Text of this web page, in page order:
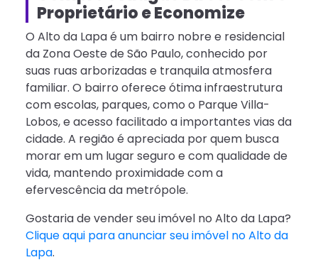
Proprietário e Economize
O Alto da Lapa é um bairro nobre e residencial
da Zona Oeste de São Paulo, conhecido por
suas ruas arborizadas e tranquila atmosfera
familiar. O bairro oferece ótima infraestrutura
com escolas, parques, como o Parque Villa-
Lobos, e acesso facilitado a importantes vias da
cidade. A região é apreciada por quem busca
morar em um lugar seguro e com qualidade de
vida, mantendo proximidade com a
efervescência da metrópole.
Gostaria de vender seu imóvel no Alto da Lapa?
Clique aqui para anunciar seu imóvel no Alto da
Lapa.